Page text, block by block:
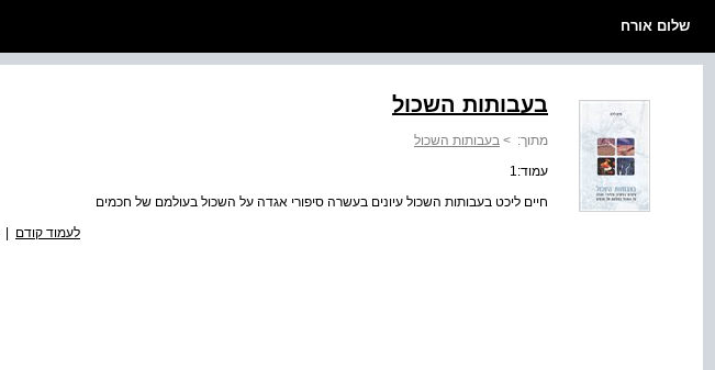
שלום אורח
בעבותות השכול
מתוך: > בעבותות השכול
עמוד:1
חיים ליכט בעבותות השכול עיונים בעשרה סיפורי אגדה על השכול בעולמם של חכמים
לעמוד קודם |